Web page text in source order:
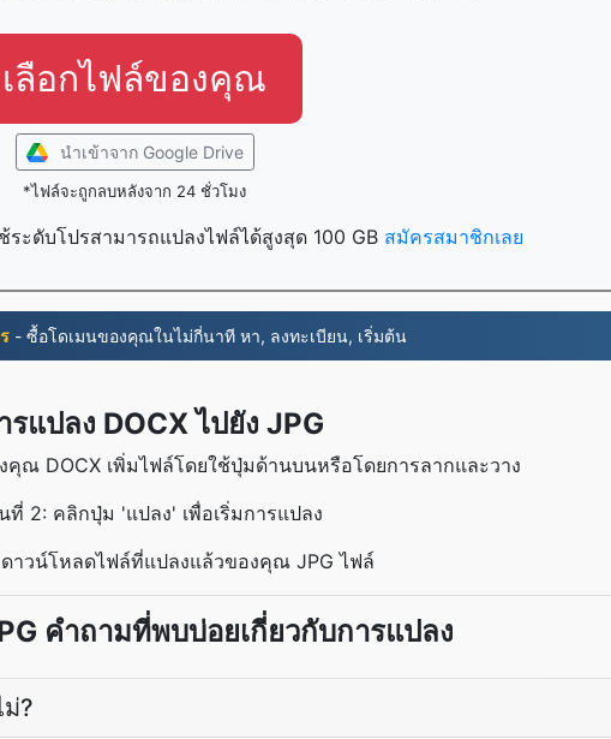
เลือกไฟล์ของคุณ
นำเข้าจาก Google Drive
*ไฟล์จะถูกลบหลังจาก 24 ชั่วโมง
ระดับโปรสามารถแปลงไฟล์ได้สูงสุด 100 GB สมัครสมาชิกเลย
- ซื้อโดเมนของคุณในไม่กี่นาที หา, ลงทะเบียน, เริ่มต้น
รแปลง DOCX ไปยัง JPG
ณ DOCX เพิ่มไฟล์โดยใช้ปุ่มด้านบนหรือโดยการลากและวาง
ที่ 2: คลิกปุ่ม 'แปลง' เพื่อเริ่มการแปลง
าวน์โหลดไฟล์ที่แปลงแล้วของคุณ JPG ไฟล์
คำถามที่พบบ่อยเกี่ยวกับการแปลง
?